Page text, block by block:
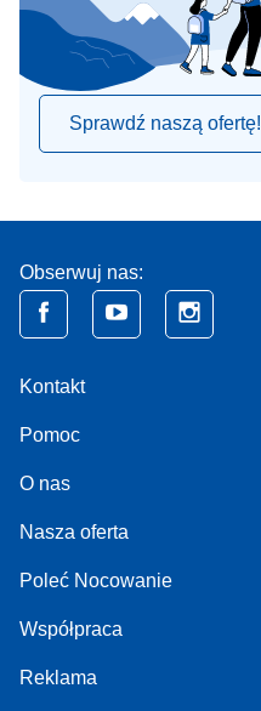
Sprawdź naszą ofertę!
Obserwuj nas:
Kontakt
Pomoc
O nas
Nasza oferta
Poleć Nocowanie
Współpraca
Reklama